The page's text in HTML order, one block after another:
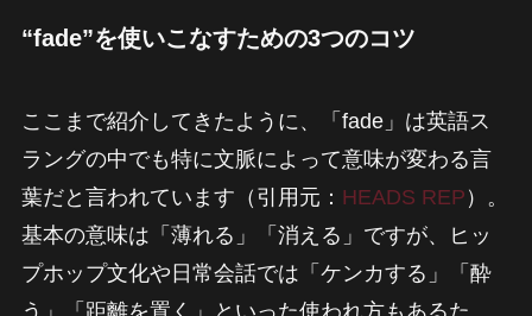
“fade”を使いこなすための3つのコツ
ここまで紹介してきたように、「fade」は英語ス
ラングの中でも特に文脈によって意味が変わる言
葉だと言われています（引用元： HEADS REP ）。
基本の意味は「薄れる」「消える」ですが、ヒッ
プホップ文化や日常会話では「ケンカする」「酔
う」「距離を置く」といった使われ方もあるた